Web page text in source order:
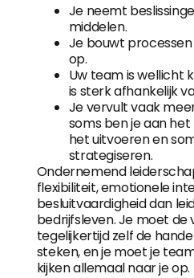
Je neemt
middelen.
Je bouwt
op.
Uw team is wellicht
is sterk afhankelijk
Je vervult vaak
soms ben je aan
het uitvoeren en
strategiseren.
Ondernemend
flexibiliteit, emotionele
besluitvaardigheid dan
bedrijfsleven. Je moet de
tegelijkertijd zelf de
steken, en je moet je
kijken allemaal naar je op.